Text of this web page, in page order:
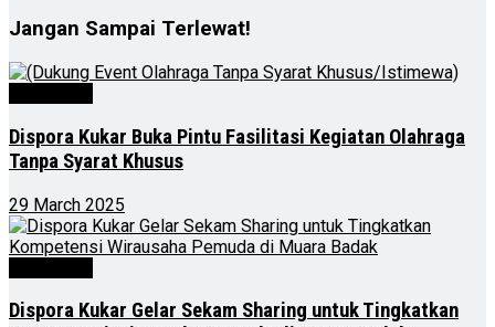
Jangan Sampai Terlewat!
Dispora Kukar Buka Pintu Fasilitasi Kegiatan Olahraga
Tanpa Syarat Khusus
29 March 2025
Dispora Kukar Gelar Sekam Sharing untuk Tingkatkan